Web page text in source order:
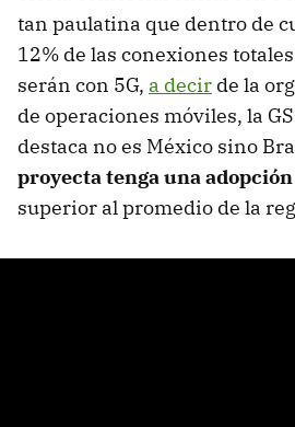
tan paulatina que dentro de
12% de las conexiones
serán con 5G, a decir de la
de operaciones móviles, la
destaca no es México sino
proyecta tenga una
superior al promedio de la